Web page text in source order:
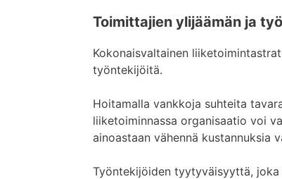
Toimittajien ylijäämän ja
Kokonaisvaltainen
työntekijöitä.
Hoitamalla vankkoja suhteita
liiketoiminnassa organisaatio voi
ainoastaan vähennä kustannuksia
Työntekijöiden tyytyväisyyttä,